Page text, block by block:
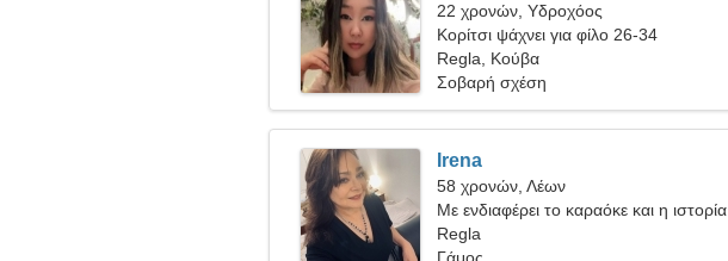
22 χρονών, Υδροχόος
Κορίτσι ψάχνει για φίλο 26-34
Regla, Κούβα
Σοβαρή σχέση
Irena
58 χρονών, Λέων
Με ενδιαφέρει το καραόκε και η ιστορία
Regla